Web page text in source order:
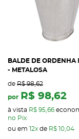
BALDE DE ORDENHA
- METALOSA
de R$ 98,62
por R$ 98,62
à vista R$ 95,66
no Pix
ou em 12x de R$ 10,04